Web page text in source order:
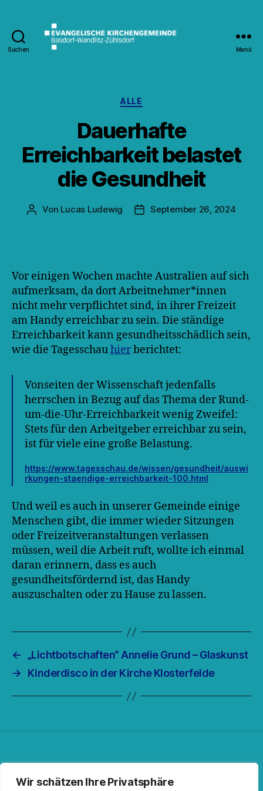
Wir schätzen Ihre Privatsphäre
Suchen Menü
Kategorien
ALLE
Dauerhafte
Erreichbarkeit belastet
die Gesundheit
Beitragsautor
Von Lucas Ludewig Veröffentlichungsdatum
September 26, 2024
Vor einigen Wochen machte Australien auf sich
aufmerksam, da dort Arbeitnehmer*innen
nicht mehr verpflichtet sind, in ihrer Freizeit
am Handy erreichbar zu sein. Die ständige
Erreichbarkeit kann gesundheitsschädlich sein,
wie die Tagesschauhierberichtet:
Vonseiten der Wissenschaft jedenfalls
herrschen in Bezug auf das Thema der Rund-
um-die-Uhr-Erreichbarkeit wenig Zweifel:
Stets für den Arbeitgeber erreichbar zu sein,
ist für viele eine große Belastung.
https://www.tagesschau.de/wissen/gesundheit/auswi
rkungen-staendige-erreichbarkeit-100.html
Und weil es auch in unserer Gemeinde einige
Menschen gibt, die immer wieder Sitzungen
oder Freizeitveranstaltungen verlassen
müssen, weil die Arbeit ruft, wollte ich einmal
daran erinnern, dass es auch
gesundheitsfördernd ist, das Handy
auszuschalten oder zu Hause zu lassen.
←
„Lichtbotschaften“ Annelie Grund – Glaskunst
→
Kinderdisco in der Kirche Klosterfelde
Facebook
Spotify
RSS-FeedInstagram